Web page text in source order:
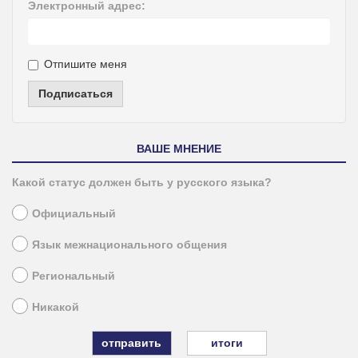
Электронный адрес:
Отпишите меня
Подписаться
ВАШЕ МНЕНИЕ
Какой статус должен быть у русского языка?
Официальный
Язык межнационального общения
Региональный
Никакой
итоги